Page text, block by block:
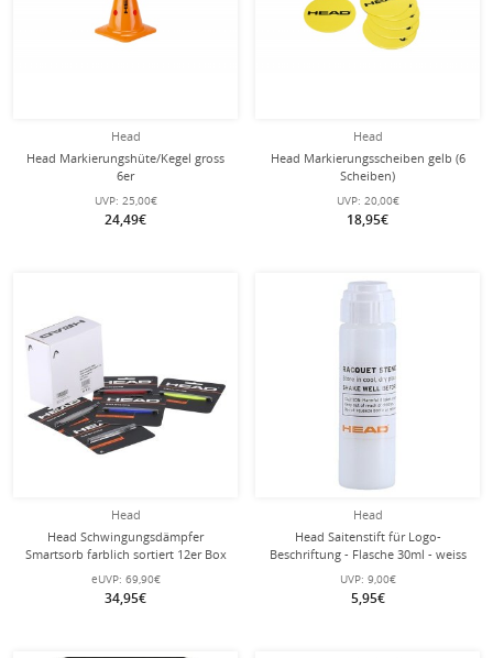
Head
Head Markierungshüte/Kegel gross
6er
UVP: 25,00€
24,49€
Head
Head Markierungsscheiben gelb (6
Scheiben)
UVP: 20,00€
18,95€
Head
Head Schwingungsdämpfer
Smartsorb farblich sortiert 12er Box
eUVP: 69,90€
34,95€
Head
Head Saitenstift für Logo-
Beschriftung - Flasche 30ml - weiss
UVP: 9,00€
5,95€